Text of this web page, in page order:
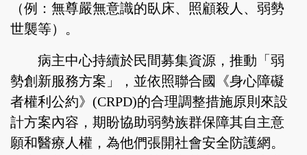
（例：無尊嚴無意識的臥床、照顧殺人、弱勢
世襲等）。
病主中心持續於民間募集資源，推動「弱
勢創新服務方案」，並依照聯合國《身心障礙
者權利公約》(CRPD)的合理調整措施原則來設
計方案內容，期盼協助弱勢族群保障其自主意
願和醫療人權，為他們張開社會安全防護網。